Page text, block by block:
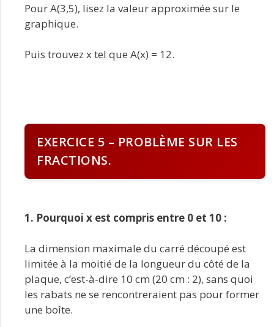
Pour A(3,5), lisez la valeur approximée sur le
graphique.
Puis trouvez x tel que A(x) = 12.
EXERCICE 5 – PROBLÈME SUR LES
FRACTIONS.
1. Pourquoi x est compris entre 0 et 10 :
La dimension maximale du carré découpé est
limitée à la moitié de la longueur du côté de la
plaque, c’est-à-dire 10 cm (20 cm : 2), sans quoi
les rabats ne se rencontreraient pas pour former
une boîte.